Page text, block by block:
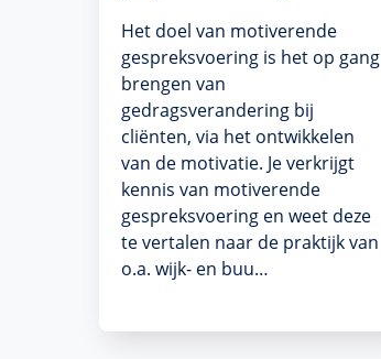
Het doel van motiverende
gespreksvoering is het op gang
brengen van
gedragsverandering bij
cliënten, via het ontwikkelen
van de motivatie. Je verkrijgt
kennis van motiverende
gespreksvoering en weet deze
te vertalen naar de praktijk van
o.a. wijk- en buu…